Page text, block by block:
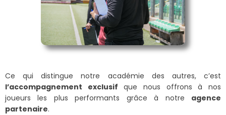
Ce qui distingue notre académie des autres, c’est
l’accompagnement exclusif que nous offrons à nos
joueurs les plus performants grâce à notre agence
partenaire.